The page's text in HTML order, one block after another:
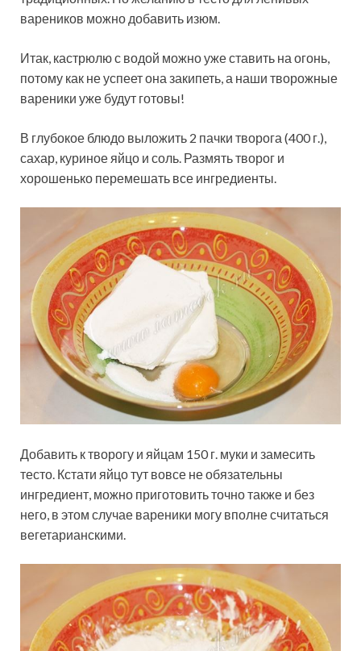
вареников можно добавить изюм.
Итак, кастрюлю с водой можно уже ставить на огонь,
потому как не успеет она закипеть, а наши творожные
вареники уже будут готовы!
В глубокое блюдо выложить 2 пачки творога (400 г.),
сахар, куриное яйцо и соль. Размять творог и
хорошенько перемешать все ингредиенты.
Добавить к творогу и яйцам 150 г. муки и замесить
тесто. Кстати яйцо тут вовсе не обязательны
ингредиент, можно приготовить точно также и без
него, в этом случае вареники могу вполне считаться
вегетарианскими.